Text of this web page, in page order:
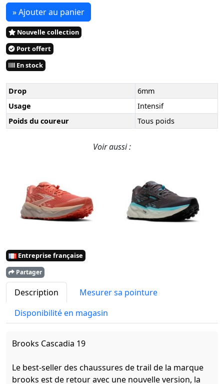
» Ajouter au panier
Nouvelle collection
Port offert
En stock
Drop
6mm
Usage
Intensif
Poids du coureur
Tous poids
Voir aussi :
Entreprise française
Partager
Description
Mesurer sa pointure
Disponibilité en magasin
Brooks Cascadia 19
Le best-seller des chaussures de trail de la marque
brooks est de retour avec une nouvelle version, la